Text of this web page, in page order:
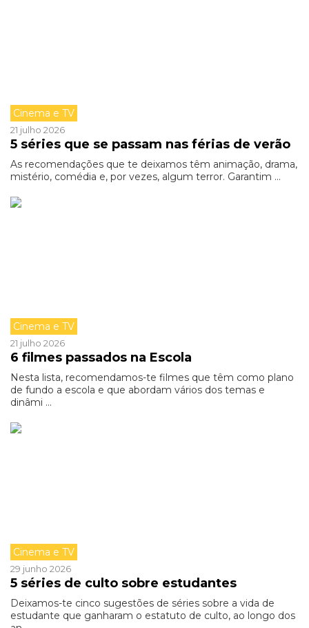
Cinema e TV
21 julho 2026
5 séries que se passam nas férias de verão
As recomendações que te deixamos têm animação, drama,
mistério, comédia e, por vezes, algum terror. Garantim ...
Cinema e TV
21 julho 2026
6 filmes passados na Escola
Nesta lista, recomendamos-te filmes que têm como plano
de fundo a escola e que abordam vários dos temas e
dinâmi ...
Cinema e TV
29 junho 2026
5 séries de culto sobre estudantes
Deixamos-te cinco sugestões de séries sobre a vida de
estudante que ganharam o estatuto de culto, ao longo dos